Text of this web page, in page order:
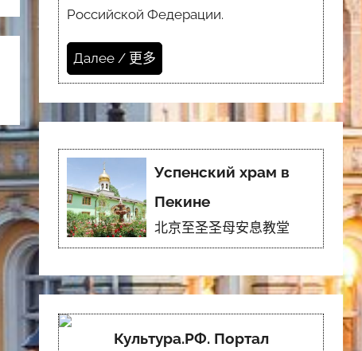
Российской Федерации.
Далее / 更多
Успенский храм в
Пекине
北京至圣圣母安息教堂
Культура.РФ. Портал